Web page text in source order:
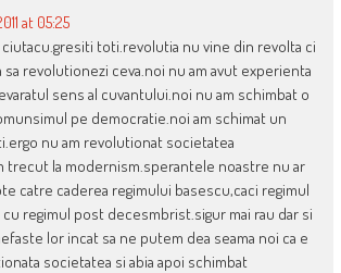
at 05:25
toti.revolutia nu vine din revolta ci
sa revolutionezi ceva.noi nu am avut experienta
sens al cuvantului.noi nu am schimbat o
pe democratie.noi am schimat un
nu am revolutionat societatea
trecut la modernism.sperantele noastre nu ar
catre caderea regimului basescu,caci regimul
regimul post decesmbrist.sigur mai rau dar si
lor incat sa ne putem dea seama noi ca e
societatea si abia apoi schimbat